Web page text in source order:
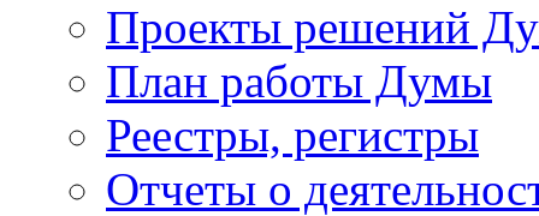
Проекты решений
План работы Думы
Реестры, регистры
Отчеты о